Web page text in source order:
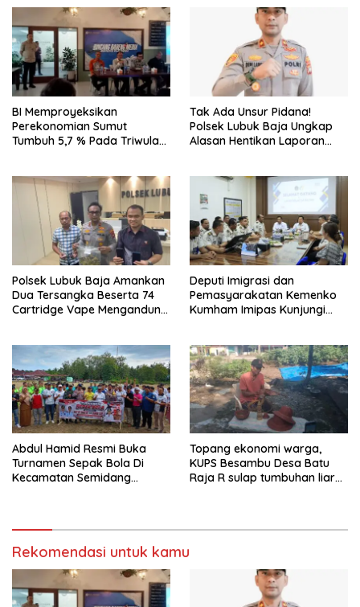
BI Memproyeksikan
Perekonomian Sumut
Tumbuh 5,7 % Pada Triwulan
Tak Ada Unsur Pidana!
Polsek Lubuk Baja Ungkap
Alasan Hentikan Laporan
Polsek Lubuk Baja Amankan
Dua Tersangka Beserta 74
Cartridge Vape Mengandung
Deputi Imigrasi dan
Pemasyarakatan Kemenko
Kumham Imipas Kunjungi
Abdul Hamid Resmi Buka
Turnamen Sepak Bola Di
Kecamatan Semidang
Topang ekonomi warga,
KUPS Besambu Desa Batu
Raja R sulap tumbuhan liar
Rekomendasi untuk kamu